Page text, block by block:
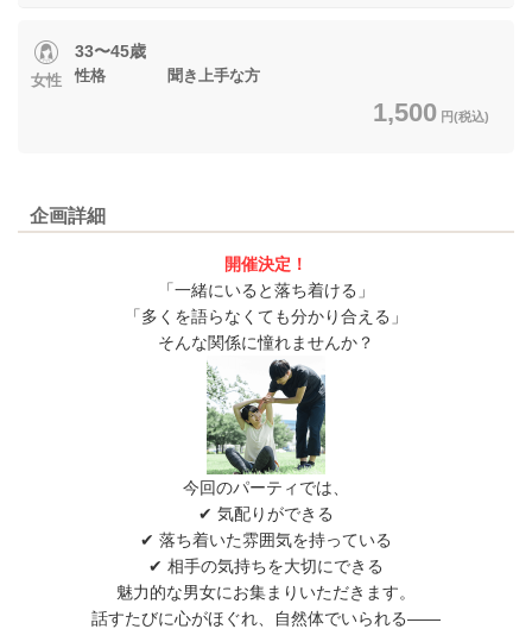
女性
33〜45歳
性格 聞き上手な方
1,500 円(税込)
企画詳細
開催決定！
「一緒にいると落ち着ける」
「多くを語らなくても分かり合える」
そんな関係に憧れませんか？
今回のパーティでは、
✔ 気配りができる
✔ 落ち着いた雰囲気を持っている
✔ 相手の気持ちを大切にできる
魅力的な男女にお集まりいただきます。
話すたびに心がほぐれ、自然体でいられる――